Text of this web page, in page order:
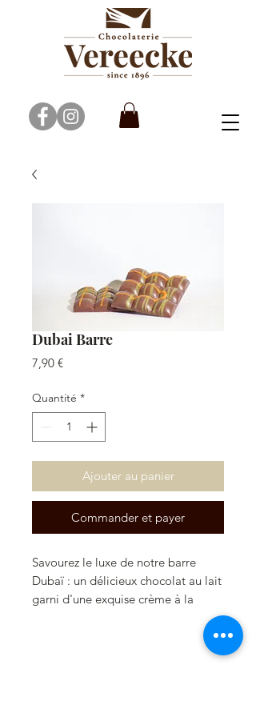
Dubai Barre
7,90 €Prix
Quantité *
Ajouter au panier
Commander et payer
Savourez le luxe de notre barre
Dubaï : un délicieux chocolat au lait
garni d'une exquise crème à la